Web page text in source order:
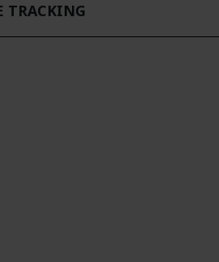
TRACKING